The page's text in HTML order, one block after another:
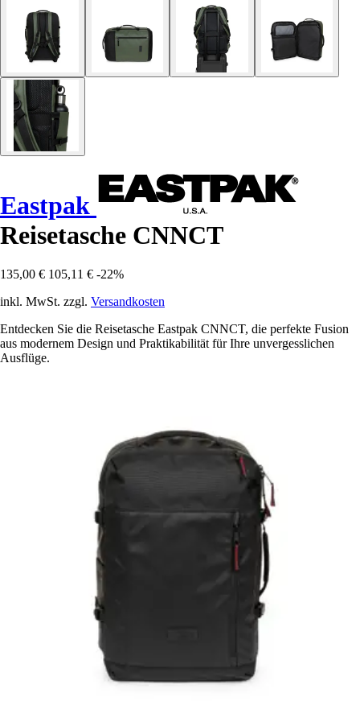
Eastpak
Reisetasche CNNCT
135,00 € 105,11 € -22%
inkl. MwSt. zzgl. Versandkosten
Entdecken Sie die Reisetasche Eastpak CNNCT, die perfekte Fusion
aus modernem Design und Praktikabilität für Ihre unvergesslichen
Ausflüge.